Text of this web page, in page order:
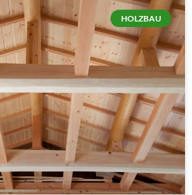
HOLZBAU